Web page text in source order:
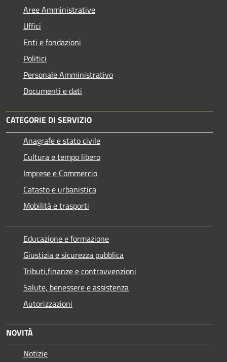
Aree Amministrative
Uffici
Enti e fondazioni
Politici
Personale Amministrativo
Documenti e dati
CATEGORIE DI SERVIZIO
Anagrafe e stato civile
Cultura e tempo libero
Imprese e Commercio
Catasto e urbanistica
Mobilità e trasporti
Educazione e formazione
Giustizia e sicurezza pubblica
Tributi,finanze e contravvenzioni
Salute, benessere e assistenza
Autorizzazioni
NOVITÀ
Notizie